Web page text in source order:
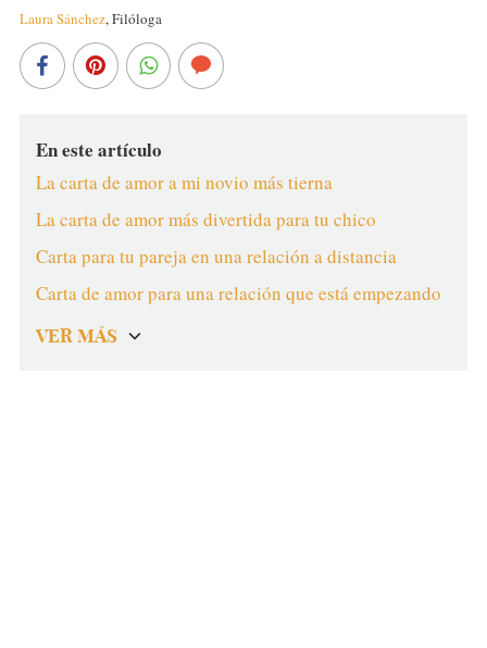
Laura Sánchez,Filóloga
En este artículo
La carta de amor a mi novio más tierna
La carta de amor más divertida para tu chico
Carta para tu pareja en una relación a distancia
Carta de amor para una relación que está empezando